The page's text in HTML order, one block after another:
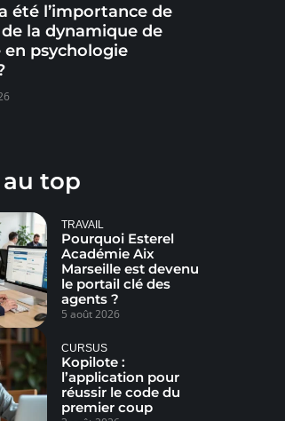
été l’importance de
de la dynamique de
psychologie
top
TRAVAIL
Pourquoi Esterel
Académie Aix
Marseille est devenu
le portail clé des
agents ?
5 août 2026
CURSUS
Kopilote :
l’application pour
réussir le code du
premier coup